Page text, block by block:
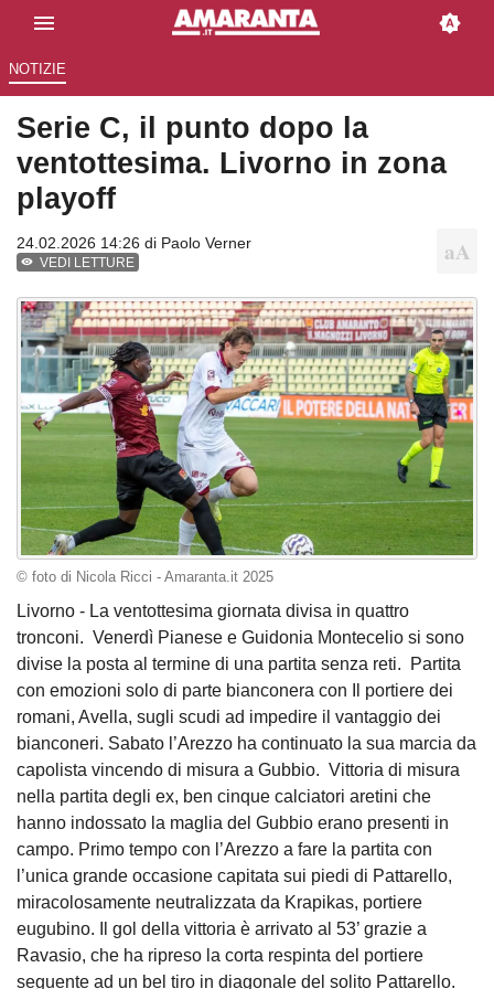
NOTIZIE
Serie C, il punto dopo la
ventottesima. Livorno in zona
playoff
24.02.2026 14:26 di Paolo Verner
VEDI LETTURE
© foto di Nicola Ricci - Amaranta.it 2025
Livorno - La ventottesima giornata divisa in quattro
tronconi. Venerdì Pianese e Guidonia Montecelio si sono
divise la posta al termine di una partita senza reti. Partita
con emozioni solo di parte bianconera con Il portiere dei
romani, Avella, sugli scudi ad impedire il vantaggio dei
bianconeri. Sabato l’Arezzo ha continuato la sua marcia da
capolista vincendo di misura a Gubbio. Vittoria di misura
nella partita degli ex, ben cinque calciatori aretini che
hanno indossato la maglia del Gubbio erano presenti in
campo. Primo tempo con l’Arezzo a fare la partita con
l’unica grande occasione capitata sui piedi di Pattarello,
miracolosamente neutralizzata da Krapikas, portiere
eugubino. Il gol della vittoria è arrivato al 53’ grazie a
Ravasio, che ha ripreso la corta respinta del portiere
seguente ad un bel tiro in diagonale del solito Pattarello.